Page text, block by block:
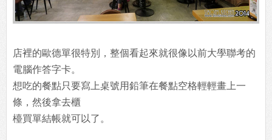
店裡的歐德單很特別，整個看起來就很像以前大學聯考的
電腦作答字卡。
想吃的餐點只要寫上桌號用鉛筆在餐點空格輕輕畫上一
條，然後拿去櫃
檯買單結帳就可以了。